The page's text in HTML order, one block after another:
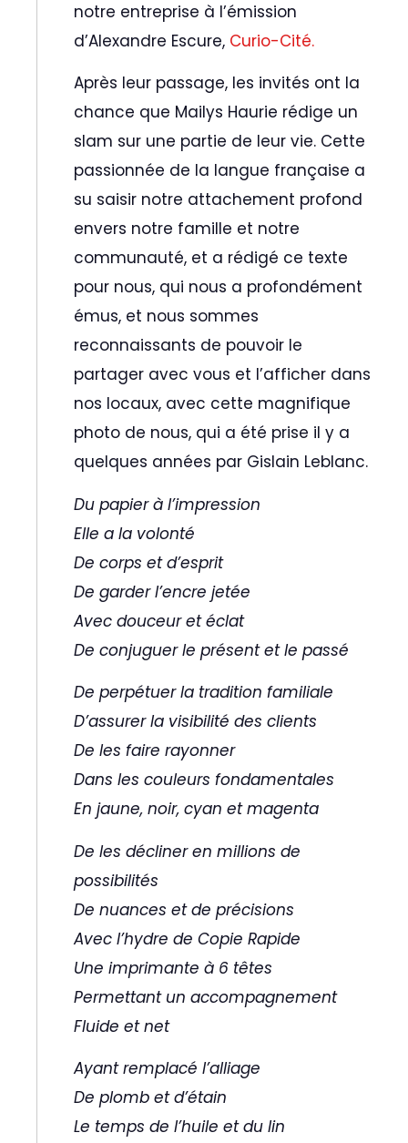
notre entreprise à l’émission
d’Alexandre Escure, Curio-Cité.
Après leur passage, les invités ont la
chance que Mailys Haurie rédige un
slam sur une partie de leur vie. Cette
passionnée de la langue française a
su saisir notre attachement profond
envers notre famille et notre
communauté, et a rédigé ce texte
pour nous, qui nous a profondément
émus, et nous sommes
reconnaissants de pouvoir le
partager avec vous et l’afficher dans
nos locaux, avec cette magnifique
photo de nous, qui a été prise il y a
quelques années par Gislain Leblanc.
Du papier à l’impression
Elle a la volonté
De corps et d’esprit
De garder l’encre jetée
Avec douceur et éclat
De conjuguer le présent et le passé
De perpétuer la tradition familiale
D’assurer la visibilité des clients
De les faire rayonner
Dans les couleurs fondamentales
En jaune, noir, cyan et magenta
De les décliner en millions de
possibilités
De nuances et de précisions
Avec l’hydre de Copie Rapide
Une imprimante à 6 têtes
Permettant un accompagnement
Fluide et net
Ayant remplacé l’alliage
De plomb et d’étain
Le temps de l’huile et du lin